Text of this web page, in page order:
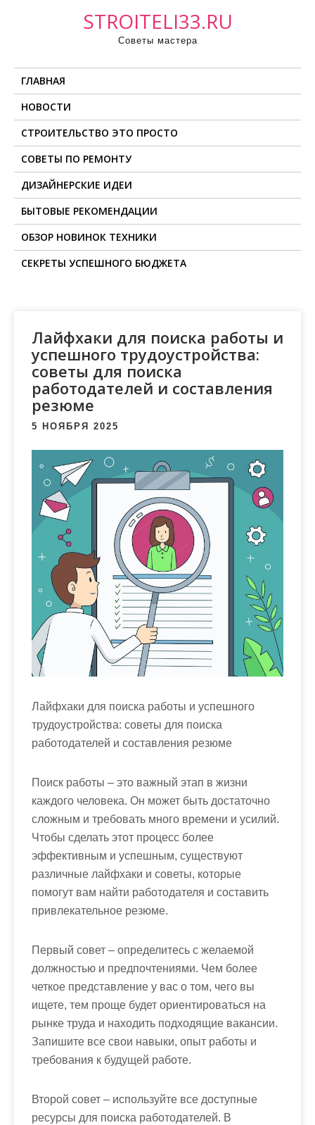
STROITELI33.RU
Советы мастера
ГЛАВНАЯ
НОВОСТИ
СТРОИТЕЛЬСТВО ЭТО ПРОСТО
СОВЕТЫ ПО РЕМОНТУ
ДИЗАЙНЕРСКИЕ ИДЕИ
БЫТОВЫЕ РЕКОМЕНДАЦИИ
ОБЗОР НОВИНОК ТЕХНИКИ
СЕКРЕТЫ УСПЕШНОГО БЮДЖЕТА
Лайфхаки для поиска работы и
успешного трудоустройства:
советы для поиска
работодателей и составления
резюме
5 НОЯБРЯ 2025
Лайфхаки для поиска работы и успешного
трудоустройства: советы для поиска
работодателей и составления резюме
Поиск работы – это важный этап в жизни
каждого человека. Он может быть достаточно
сложным и требовать много времени и усилий.
Чтобы сделать этот процесс более
эффективным и успешным, существуют
различные лайфхаки и советы, которые
помогут вам найти работодателя и составить
привлекательное резюме.
Первый совет – определитесь с желаемой
должностью и предпочтениями. Чем более
четкое представление у вас о том, чего вы
ищете, тем проще будет ориентироваться на
рынке труда и находить подходящие вакансии.
Запишите все свои навыки, опыт работы и
требования к будущей работе.
Второй совет – используйте все доступные
ресурсы для поиска работодателей. В